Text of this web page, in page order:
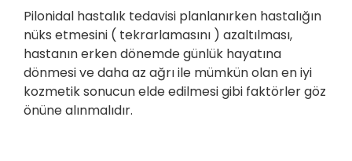
Pilonidal hastalık tedavisi planlanırken hastalığın
nüks etmesini ( tekrarlamasını ) azaltılması,
hastanın erken dönemde günlük hayatına
dönmesi ve daha az ağrı ile mümkün olan en iyi
kozmetik sonucun elde edilmesi gibi faktörler göz
önüne alınmalıdır.